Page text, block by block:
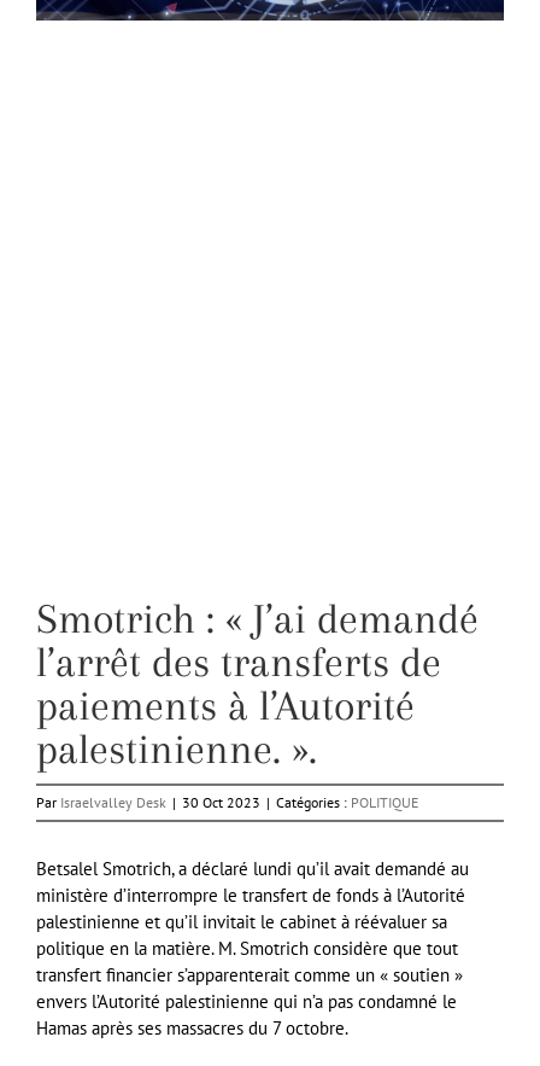
Smotrich : « J’ai demandé
l’arrêt des transferts de
paiements à l’Autorité
palestinienne. ».
Par Israelvalley Desk | 30 Oct 2023 | Catégories : POLITIQUE
Betsalel Smotrich, a déclaré lundi qu’il avait demandé au
ministère d’interrompre le transfert de fonds à l’Autorité
palestinienne et qu’il invitait le cabinet à réévaluer sa
politique en la matière. M. Smotrich considère que tout
transfert financier s’apparenterait comme un « soutien »
envers l’Autorité palestinienne qui n’a pas condamné le
Hamas après ses massacres du 7 octobre.